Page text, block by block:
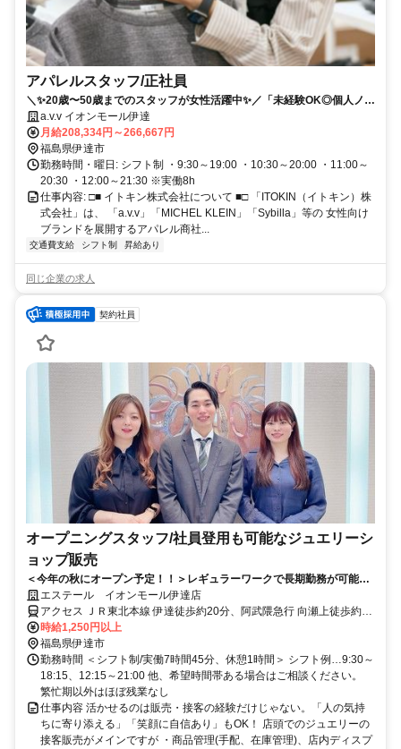
アパレルスタッフ/正社員
＼✨20歳〜50歳までのスタッフが女性活躍中✨／「未経験OK◎個人ノル
マなし◎」充実した福利厚生で安心して働けます✅
a.v.v イオンモール伊達
月給208,334円～266,667円
福島県伊達市
勤務時間・曜日: シフト制 ・9:30～19:00 ・10:30～20:00 ・11:00～
20:30 ・12:00～21:30 ※実働8h
仕事内容: □■ イトキン株式会社について ■□ 「ITOKIN（イトキン）株
式会社」は、 「a.v.v」「MICHEL KLEIN」「Sybilla」等の 女性向け
ブランドを展開するアパレル商社...
交通費支給 シフト制 昇給あり
同じ企業の求人
契約社員
オープニングスタッフ/社員登用も可能なジュエリーシ
ョップ販売
＜今年の秋にオープン予定！！＞レギュラーワークで長期勤務が可能◎
ブランクある方、未経験の方OK！【女性スタッフ活躍中】/年間休日120
日★/系列ブランド店舗数 業界最大規模／東証スタンダード企業で安定
勤務♪
エステール イオンモール伊達店
アクセス ＪＲ東北本線 伊達徒歩約20分、阿武隈急行 向瀬上徒歩約44
分、ＪＲ東北本線 桑折徒歩約47分 ＪＲ東北本線 伊達徒歩約20分
時給1,250円以上
福島県伊達市
勤務時間 ＜シフト制/実働7時間45分、休憩1時間＞ シフト例…9:30～
18:15、12:15～21:00 他、希望時間帯ある場合はご相談ください。
繁忙期以外はほぼ残業なし
仕事内容 活かせるのは販売・接客の経験だけじゃない。「人の気持
ちに寄り添える」「笑顔に自信あり」もOK！ 店頭でのジュエリーの
接客販売がメインですが ・商品管理(手配、在庫管理)、店内ディスプ